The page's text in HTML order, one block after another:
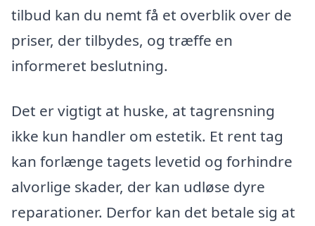
tilbud kan du nemt få et overblik over de
priser, der tilbydes, og træffe en
informeret beslutning.
Det er vigtigt at huske, at tagrensning
ikke kun handler om estetik. Et rent tag
kan forlænge tagets levetid og forhindre
alvorlige skader, der kan udløse dyre
reparationer. Derfor kan det betale sig at